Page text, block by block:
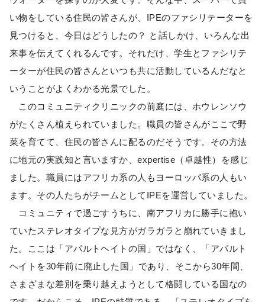
い物をしている住民の皆さんが、IPEのファシリテーターを
見つけると、今日はどうしたの？ と話しかけ、いろんな出
来事を伝えてくれるんです。それだけ、学生とファシリテ
ーターが住民の皆さんといつも共に活動しているんだなと
いうことがよくわかる光景でした。
このコミュニティクリニックの前庭には、ホウレンソウ
がたくさん植えられていました。職員の皆さんがここで野
菜を育てて、住民の皆さんに配るのだそうです。その方法
に地元の実践知と言いますか、expertise（卓越性）を感じ
ました。職員にはアフリカ系の人もヨーロッパ系の人もい
ます。その人たちがチームとしてIPEを運営していました。
コミュニティで過ごすうちに、南アフリカに勝手に抱い
ていたステレオタイプな見方がガラガラと崩れていきまし
た。ここは「アパルトヘイトの国」ではなく、「アパルト
ヘイトを30年前に廃止した国」であり、そこから30年間、
さまざまな差別を乗り越えようとして格闘している国なの